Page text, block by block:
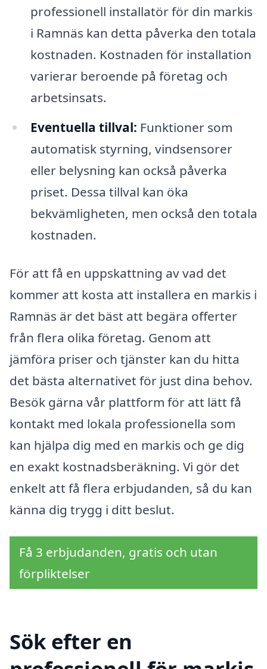
professionell installatör för din markis
i Ramnäs kan detta påverka den totala
kostnaden. Kostnaden för installation
varierar beroende på företag och
arbetsinsats.
Eventuella tillval: Funktioner som
automatisk styrning, vindsensorer
eller belysning kan också påverka
priset. Dessa tillval kan öka
bekvämligheten, men också den totala
kostnaden.
För att få en uppskattning av vad det
kommer att kosta att installera en markis i
Ramnäs är det bäst att begära offerter
från flera olika företag. Genom att
jämföra priser och tjänster kan du hitta
det bästa alternativet för just dina behov.
Besök gärna vår plattform för att lätt få
kontakt med lokala professionella som
kan hjälpa dig med en markis och ge dig
en exakt kostnadsberäkning. Vi gör det
enkelt att få flera erbjudanden, så du kan
känna dig trygg i ditt beslut.
Få 3 erbjudanden, gratis och utan
förpliktelser
Sök efter en